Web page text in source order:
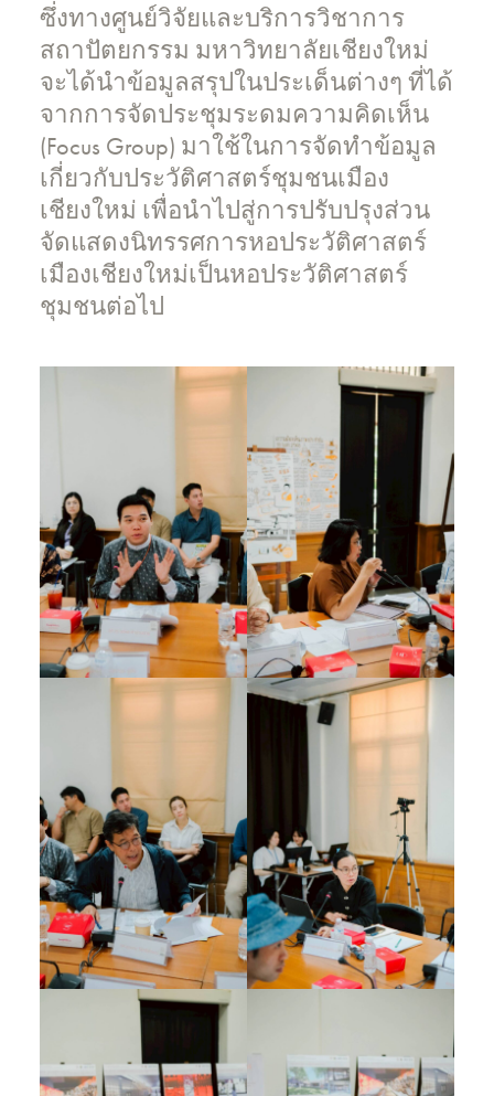
ซึ่งทางศูนย์วิจัยและบริการวิชาการ
สถาปัตยกรรม มหาวิทยาลัยเชียงใหม่
จะได้นำข้อมูลสรุปในประเด็นต่างๆ ที่ได้
จากการจัดประชุมระดมความคิดเห็น
(Focus Group) มาใช้ในการจัดทำข้อมูล
เกี่ยวกับประวัติศาสตร์ชุมชนเมือง
เชียงใหม่ เพื่อนำไปสู่การปรับปรุงส่วน
จัดแสดงนิทรรศการหอประวัติศาสตร์
เมืองเชียงใหม่เป็นหอประวัติศาสตร์
ชุมชนต่อไป